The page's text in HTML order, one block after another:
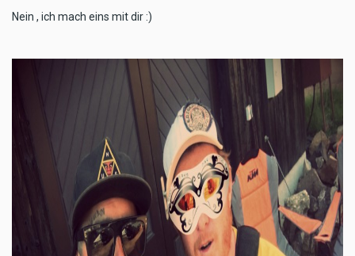
Nein , ich mach eins mit dir :)